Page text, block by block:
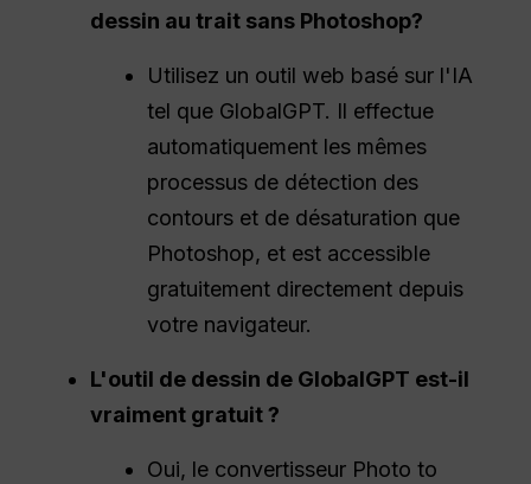
dessin au trait sans Photoshop?
Utilisez un outil web basé sur l'IA
tel que GlobalGPT. Il effectue
automatiquement les mêmes
processus de détection des
contours et de désaturation que
Photoshop, et est accessible
gratuitement directement depuis
votre navigateur.
L'outil de dessin de GlobalGPT est-il
vraiment gratuit ?
Oui, le convertisseur Photo to